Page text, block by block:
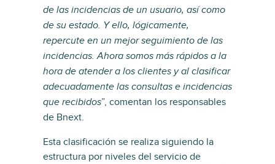
de las incidencias de un usuario, así como
de su estado. Y ello, lógicamente,
repercute en un mejor seguimiento de las
incidencias. Ahora somos más rápidos a la
hora de atender a los clientes y al clasificar
adecuadamente las consultas e incidencias
que recibidos”, comentan los responsables
de Bnext.
Esta clasificación se realiza siguiendo la
estructura por niveles del servicio de